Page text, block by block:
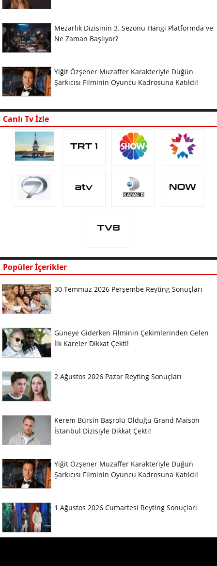
Mezarlık Dizisinin 3. Sezonu Hangi Platformda ve
Ne Zaman Başlıyor?
Yiğit Özşener Muzaffer Karakteriyle Düğün
Şarkıcısı Filminin Oyuncu Kadrosuna Katıldı!
Canlı Tv İzle
Popüler İçerikler
30 Temmuz 2026 Perşembe Reyting Sonuçları
Güneye Giderken Filminin Çekimlerinden Gelen
İlk Kareler Dikkat Çekti!
2 Ağustos 2026 Pazar Reyting Sonuçları
Kerem Bürsin Başrolü Olduğu Grand Maison
İstanbul Dizisiyle Dikkat Çekti!
Yiğit Özşener Muzaffer Karakteriyle Düğün
Şarkıcısı Filminin Oyuncu Kadrosuna Katıldı!
1 Ağustos 2026 Cumartesi Reyting Sonuçları